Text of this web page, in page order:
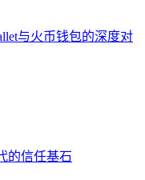
与火币钱包的深度对
的信任基石